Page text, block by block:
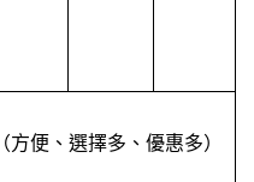
（方便、選擇多、優惠多）